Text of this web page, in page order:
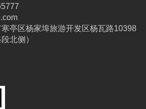
亭区杨家埠旅游开发区杨瓦路10398
北侧）